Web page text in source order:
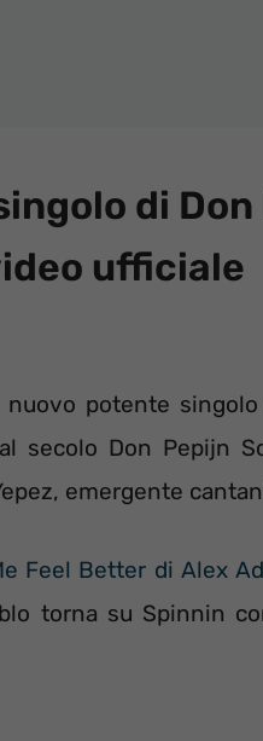
di
ufficiale
potente
secolo Don Pepijn
emergente
Feel Better di Alex
torna su Spinnin